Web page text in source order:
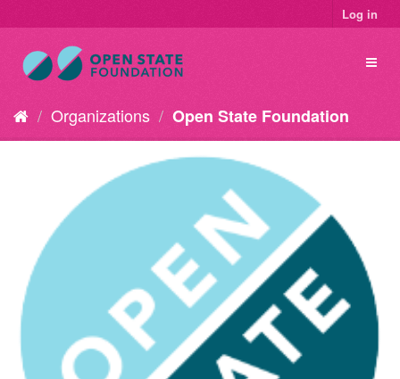
Log in
Organizations Open State Foundation